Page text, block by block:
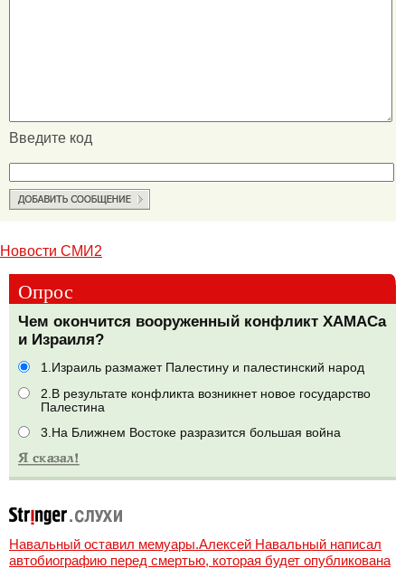
Введите код
Новости СМИ2
Опрос
Чем окончится вооруженный конфликт ХАМАСа
и Израиля?
1.Израиль размажет Палестину и палестинский народ
2.В результате конфликта возникнет новое государство
Палестина
3.На Ближнем Востоке разразится большая война
Навальный оставил мемуары.Алексей Навальный написал
автобиографию перед смертью, которая будет опубликована